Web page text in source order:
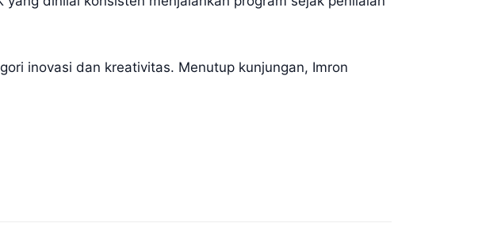
inovasi dan kreativitas. Menutup kunjungan, Imron